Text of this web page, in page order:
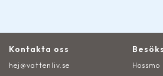
Kontakta oss
hej@vattenliv.se